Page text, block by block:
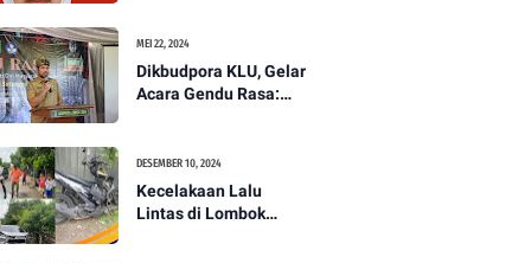
Paskibraka Tingkat
Nasional
MEI 22, 2024
Dikbudpora KLU, Gelar
Acara Gendu Rasa:
Masyarakat Dayan
Gunung
DESEMBER 10, 2024
Kecelakaan Lalu
Lintas di Lombok